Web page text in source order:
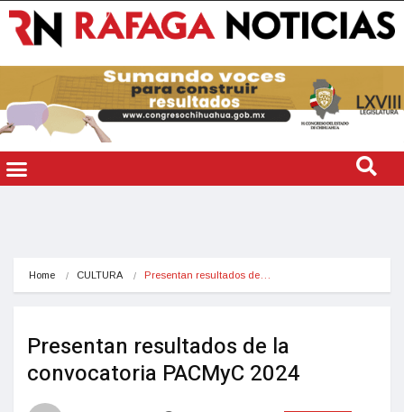
Home CULTURA Presentan resultados de…
Presentan resultados de la
convocatoria PACMyC 2024